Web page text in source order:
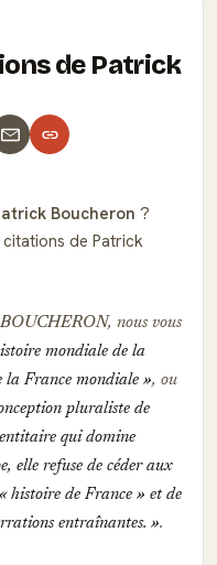
de Patrick
Boucheron ?
de Patrick
BOUCHERON, nous vous
mondiale de la
la France mondiale
, ou
pluraliste de
qui domine
elle refuse de céder aux
histoire de France » et de
entraînantes.
.